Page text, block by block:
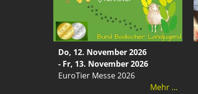
Do, 12. November 2026
- Fr, 13. November 2026
EuroTier Messe 2026
Mehr ...